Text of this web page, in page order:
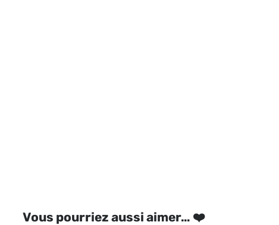
Vous pourriez aussi aimer… ❤️